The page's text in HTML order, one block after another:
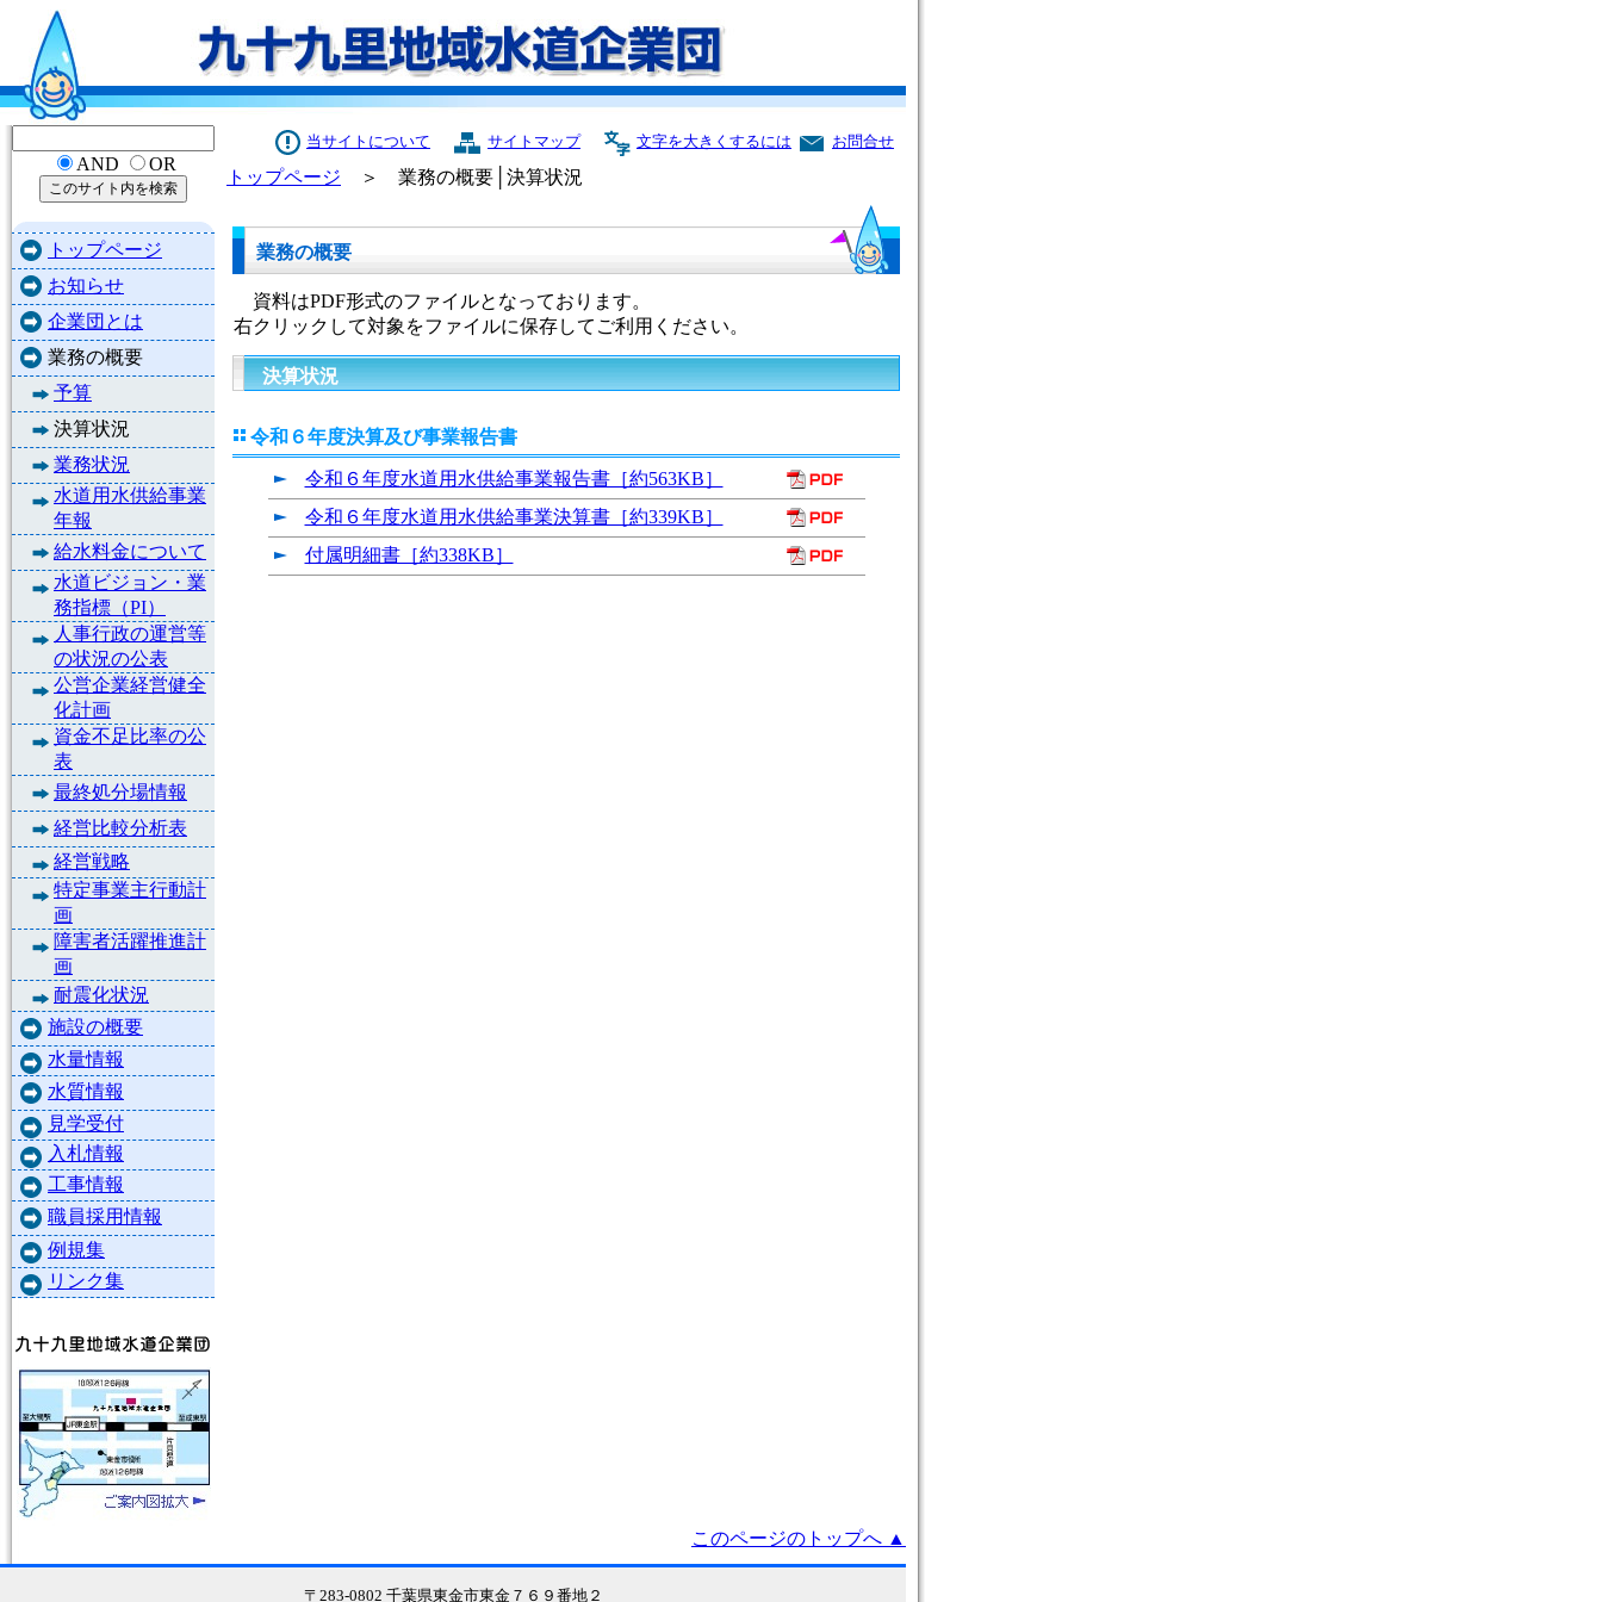
AND OR
トップページ
お知らせ
企業団とは
業務の概要
予算
決算状況
業務状況
水道用水供給事業
年報
給水料金について
水道ビジョン・業
務指標（PI）
人事行政の運営等
の状況の公表
公営企業経営健全
化計画
資金不足比率の公
表
最終処分場情報
経営比較分析表
経営戦略
特定事業主行動計
画
障害者活躍推進計
画
耐震化状況
施設の概要
水量情報
水質情報
見学受付
入札情報
工事情報
職員採用情報
例規集
リンク集
当サイトについて サイトマップ 文字を大きくするには お問合せ
トップページ ＞ 業務の概要│決算状況
業務の概要
資料はPDF形式のファイルとなっております。
右クリックして対象をファイルに保存してご利用ください。
決算状況
令和６年度決算及び事業報告書
令和６年度水道用水供給事業報告書［約563KB］
令和６年度水道用水供給事業決算書［約339KB］
付属明細書［約338KB］
このページのトップへ ▲
〒283-0802 千葉県東金市東金７６９番地２